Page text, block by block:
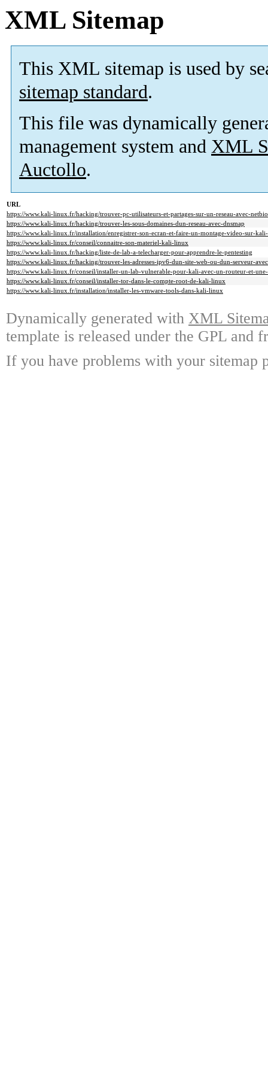
XML Sitemap
This XML sitemap is used by
sitemap standard.
This file was dynamically
management system and XML
Auctollo.
URL
https://www.kali-linux.fr/hacking/trouver-pc-utilisateurs-et-partages-sur-un-reseau-avec-
https://www.kali-linux.fr/hacking/trouver-les-sous-domaines-dun-reseau-avec-dnsmap
https://www.kali-linux.fr/installation/enregistrer-son-ecran-et-faire-un-montage-video-sur-
https://www.kali-linux.fr/conseil/connaitre-son-materiel-kali-linux
https://www.kali-linux.fr/hacking/liste-de-lab-a-telecharger-pour-apprendre-le-pentesting
https://www.kali-linux.fr/hacking/trouver-les-adresses-ipv6-dun-site-web-ou-dun-serveur-
https://www.kali-linux.fr/conseil/installer-un-lab-vulnerable-pour-kali-avec-un-routeur-et-
https://www.kali-linux.fr/conseil/installer-tor-dans-le-compte-root-de-kali-linux
https://www.kali-linux.fr/installation/installer-les-vmware-tools-dans-kali-linux
Dynamically generated with XML
template is released under the GPL and
If you have problems with your sitemap